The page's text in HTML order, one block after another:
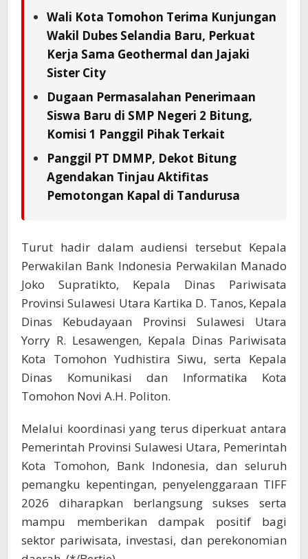
Wali Kota Tomohon Terima Kunjungan
Wakil Dubes Selandia Baru, Perkuat
Kerja Sama Geothermal dan Jajaki
Sister City
Dugaan Permasalahan Penerimaan
Siswa Baru di SMP Negeri 2 Bitung,
Komisi 1 Panggil Pihak Terkait
Panggil PT DMMP, Dekot Bitung
Agendakan Tinjau Aktifitas
Pemotongan Kapal di Tandurusa
Turut hadir dalam audiensi tersebut Kepala
Perwakilan Bank Indonesia Perwakilan Manado
Joko Supratikto, Kepala Dinas Pariwisata
Provinsi Sulawesi Utara Kartika D. Tanos, Kepala
Dinas Kebudayaan Provinsi Sulawesi Utara
Yorry R. Lesawengen, Kepala Dinas Pariwisata
Kota Tomohon Yudhistira Siwu, serta Kepala
Dinas Komunikasi dan Informatika Kota
Tomohon Novi A.H. Politon.
Melalui koordinasi yang terus diperkuat antara
Pemerintah Provinsi Sulawesi Utara, Pemerintah
Kota Tomohon, Bank Indonesia, dan seluruh
pemangku kepentingan, penyelenggaraan TIFF
2026 diharapkan berlangsung sukses serta
mampu memberikan dampak positif bagi
sektor pariwisata, investasi, dan perekonomian